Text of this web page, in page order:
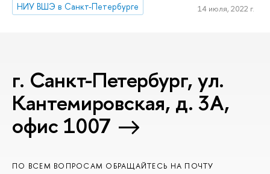
НИУ ВШЭ в Санкт-Петербурге
14 июля, 2022 г.
г. Санкт-Петербург, ул.
Кантемировская, д. 3А,
офис 1007
ПО ВСЕМ ВОПРОСАМ ОБРАЩАЙТЕСЬ НА ПОЧТУ